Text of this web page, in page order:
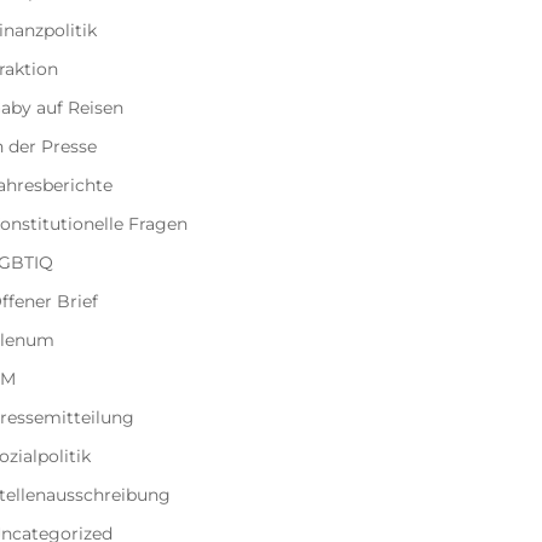
auf Reisen
der Presse
Fragen
Brief